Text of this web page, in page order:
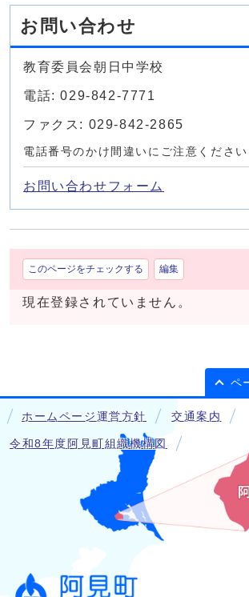
お問い合わせ
教育委員会朝日中学校
電話: 029-842-7771
ファクス: 029-842-2865
電話番号のかけ間違いにご注意ください
お問い合わせフォーム
このページをチェックする 編集
現在登録されていません。
ペ
ホームページ運営方針 交通案内
令和8年度阿見町組織機構図